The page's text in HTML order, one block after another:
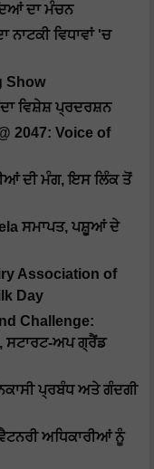
ਦਾ ਮੰਚਨ
ਨਾਟਕੀ ਵਿਧਾਵਾਂ 'ਚ
Show
ਵਿਸ਼ੇਸ਼ ਪ੍ਰਦਰਸ਼ਨ
2047: Voice of
ਦੀ ਮੰਗ, ਇਸ ਲਿੰਕ ਤੋਂ
ਸਮਾਪਤ, ਪਸ਼ੂਆਂ ਦੇ
Association of
Day
Challenge:
ਸਟਾਰਟ-ਅਪ ਗ੍ਰੈਂਡ
ਪ੍ਰਬੰਧ ਅਤੇ ਗੰਦਗੀ
ਅਧਿਕਾਰੀਆਂ ਨੂੰ